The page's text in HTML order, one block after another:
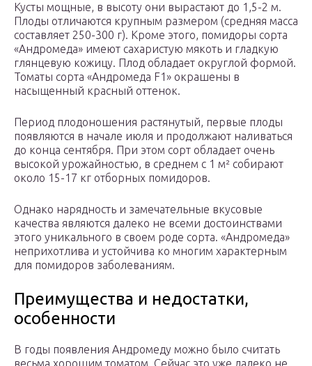
Кусты мощные, в высоту они вырастают до 1,5-2 м.
Плоды отличаются крупным размером (средняя масса
составляет 250-300 г). Кроме этого, помидоры сорта
«Андромеда» имеют сахаристую мякоть и гладкую
глянцевую кожицу. Плод обладает округлой формой.
Томаты сорта «Андромеда F1» окрашены в
насыщенный красный оттенок.
Период плодоношения растянутый, первые плоды
появляются в начале июля и продолжают наливаться
до конца сентября. При этом сорт обладает очень
высокой урожайностью, в среднем с 1 м² собирают
около 15-17 кг отборных помидоров.
Однако нарядность и замечательные вкусовые
качества являются далеко не всеми достоинствами
этого уникального в своем роде сорта. «Андромеда»
неприхотлива и устойчива ко многим характерным
для помидоров заболеваниям.
Преимущества и недостатки,
особенности
В годы появления Андромеду можно было считать
весьма хорошим томатом. Сейчас это уже далеко не